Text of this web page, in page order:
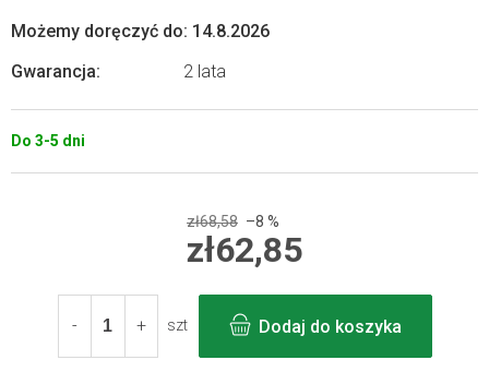
Do 3-5 dni
Możemy doręczyć do: 14.8.2026
Gwarancja: 2 lata
zł68,58 –8 %
zł62,85
jednostkowa:
szt
Dodaj do koszyka